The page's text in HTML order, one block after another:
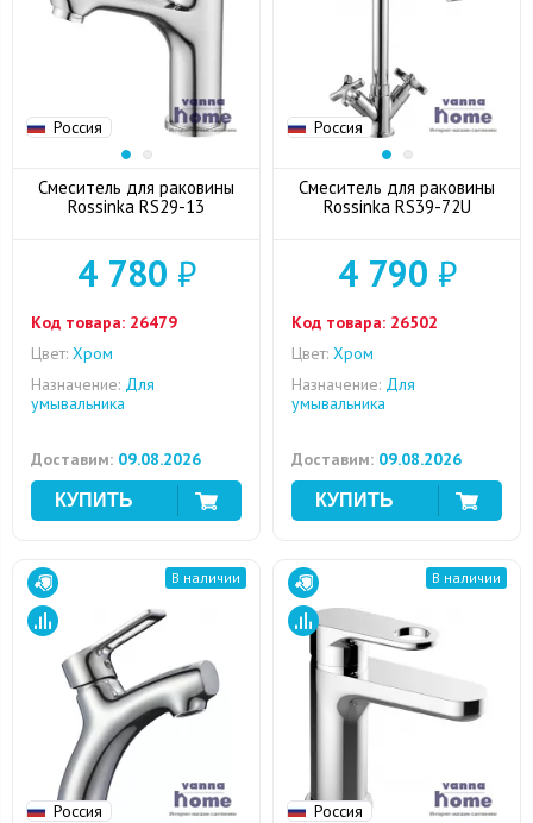
Россия
Смеситель для раковины
Rossinka RS29-13
4 780 ₽
Код товара: 26479
Цвет: Хром
Назначение: Для
умывальника
Доставим: 09.08.2026
Россия
Смеситель для раковины
Rossinka RS39-72U
4 790 ₽
Код товара: 26502
Цвет: Хром
Назначение: Для
умывальника
Доставим: 09.08.2026
Россия
В наличии
Россия
В наличии